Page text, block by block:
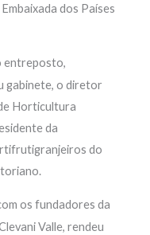
dos Países
entreposto,
gabinete, o diretor
Horticultura
da
do
os fundadores da
Valle, rendeu